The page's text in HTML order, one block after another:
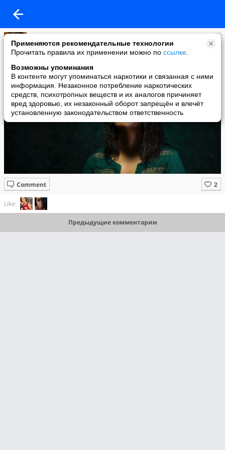
Применяются рекомендательные технологии
Прочитать правила их применении можно по ссылке
Возможны упоминания
В контенте могут упоминаться наркотики и связанная с ними
информация. Незаконное потребление наркотических
средств, психотропных веществ и их аналогов причиняет
вред здоровью, их незаконный оборот запрещён и влечёт
установленную законодательством ответственность
Имидж ничто
added a photo
13 Jun в 13:47
Comment
Like:
Предыдущие комментарии